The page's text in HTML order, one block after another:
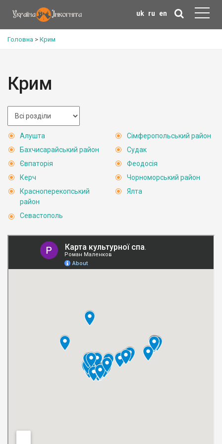
uk ru en
Головна > Крим
Крим
Алушта
Бахчисарайський район
Євпаторія
Керч
Красноперекопський
район
Севастополь
Сімферопольський район
Судак
Феодосія
Чорноморський район
Ялта